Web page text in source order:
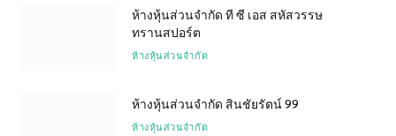
ห้างหุ้นส่วนจำกัด ที ซี เอส สหัสวรรษ
ทรานสปอร์ต
ห้างหุ้นส่วนจำกัด
ห้างหุ้นส่วนจำกัด สินชัยรัตน์ 99
ห้างหุ้นส่วนจำกัด